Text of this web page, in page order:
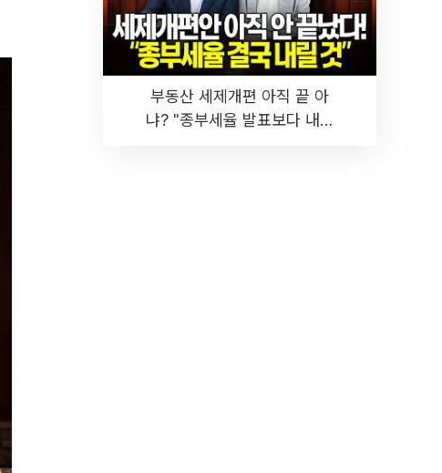
부동산 세제개편 아직 끝 아
냐? "종부세율 발표보다 내릴